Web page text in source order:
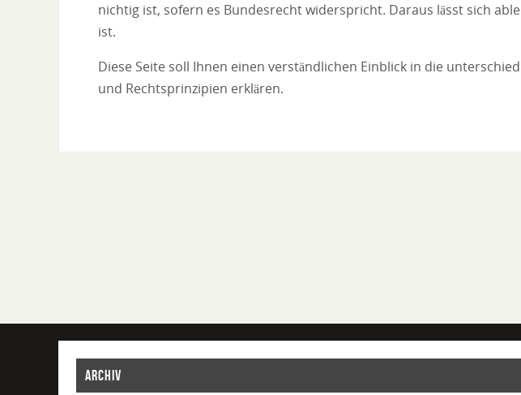
nichtig ist, sofern es Bundesrecht widerspricht. Daraus lässt sich
ist.
Diese Seite soll Ihnen einen verständlichen Einblick in die
und Rechtsprinzipien erklären.
ARCHIV